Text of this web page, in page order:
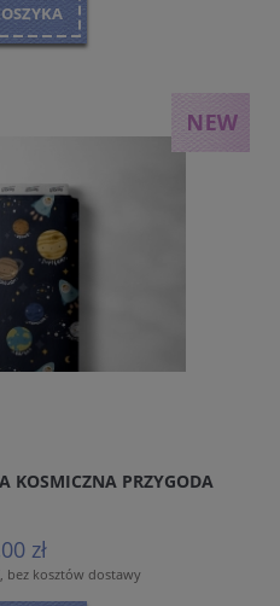
KOSMICZNA PRZYGODA
zł
bez kosztów dostawy